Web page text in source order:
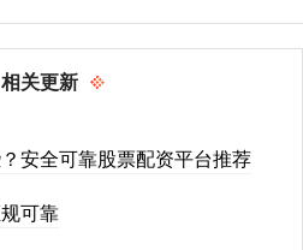
相关更新
安全可靠股票配资平台推荐
可靠